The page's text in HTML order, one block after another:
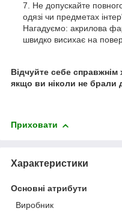
Не допускайте
одязі чи предметах
Нагадуємо: акрилова
швидко висихає на
Відчуйте себе
якщо ви ніколи не брали
Приховати
Характеристики
Основні атрибути
Виробник